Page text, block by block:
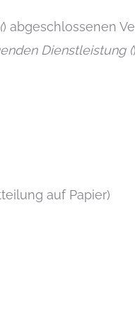
) abgeschlossenen
Dienstleistung ()
auf Papier)